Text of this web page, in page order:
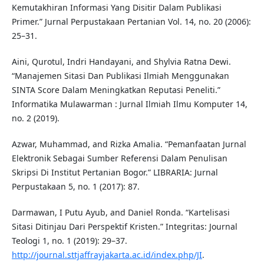
Kemutakhiran Informasi Yang Disitir Dalam Publikasi
Primer.” Jurnal Perpustakaan Pertanian Vol. 14, no. 20 (2006):
25–31.
Aini, Qurotul, Indri Handayani, and Shylvia Ratna Dewi.
“Manajemen Sitasi Dan Publikasi Ilmiah Menggunakan
SINTA Score Dalam Meningkatkan Reputasi Peneliti.”
Informatika Mulawarman : Jurnal Ilmiah Ilmu Komputer 14,
no. 2 (2019).
Azwar, Muhammad, and Rizka Amalia. “Pemanfaatan Jurnal
Elektronik Sebagai Sumber Referensi Dalam Penulisan
Skripsi Di Institut Pertanian Bogor.” LIBRARIA: Jurnal
Perpustakaan 5, no. 1 (2017): 87.
Darmawan, I Putu Ayub, and Daniel Ronda. “Kartelisasi
Sitasi Ditinjau Dari Perspektif Kristen.” Integritas: Journal
Teologi 1, no. 1 (2019): 29–37.
http://journal.sttjaffrayjakarta.ac.id/index.php/JI.